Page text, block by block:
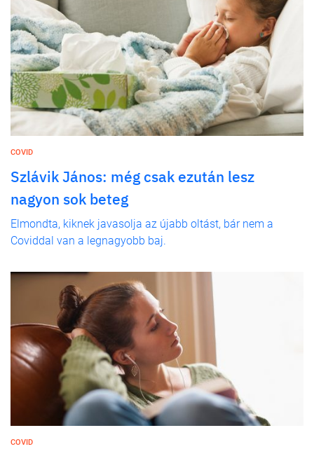
COVID
Szlávik János: még csak ezután lesz
nagyon sok beteg
Elmondta, kiknek javasolja az újabb oltást, bár nem a
Coviddal van a legnagyobb baj.
COVID